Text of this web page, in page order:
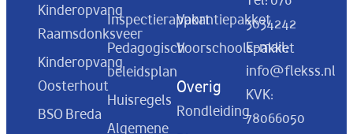
Kinderopvang
Raamsdonksveer
Kinderopvang
Oosterhout
BSO Breda
Inspectierapport
Pedagogisch
beleidsplan
Huisregels
Algemene
Vakantiepakket
Voorschoolspakket
Overig
Rondleiding
3034242
E-mail:
info@flekss.nl
KVK:
78066050